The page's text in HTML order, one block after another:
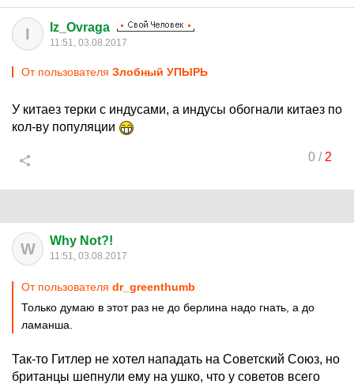
I Iz_Ovraga
11:51, 03.08.2017
От пользователя Злобный УПЫРЬ
У китаез терки с индусами, а индусы обогнали китаез по
кол-ву популяции
0/ 2
W Why Not?!
11:51, 03.08.2017
От пользователя dr_greenthumb
Только думаю в этот раз не до берлина надо гнать, а до
ламанша.
Так-то Гитлер не хотел нападать на Советский Союз, но
британцы шепнули ему на ушко, что у советов всего